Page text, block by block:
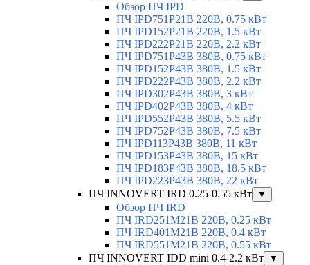
Обзор ПЧ IPD
ПЧ IPD751P21B 220В, 0.75 кВт
ПЧ IPD152P21B 220В, 1.5 кВт
ПЧ IPD222P21B 220В, 2.2 кВт
ПЧ IPD751P43B 380В, 0.75 кВт
ПЧ IPD152P43B 380В, 1.5 кВт
ПЧ IPD222P43B 380В, 2.2 кВт
ПЧ IPD302P43B 380В, 3 кВт
ПЧ IPD402P43B 380В, 4 кВт
ПЧ IPD552P43B 380В, 5.5 кВт
ПЧ IPD752P43B 380В, 7.5 кВт
ПЧ IPD113P43B 380В, 11 кВт
ПЧ IPD153P43B 380В, 15 кВт
ПЧ IPD183P43B 380В, 18.5 кВт
ПЧ IPD223P43B 380В, 22 кВт
ПЧ INNOVERT IRD 0.25-0.55 кВт
▼
Обзор ПЧ IRD
ПЧ IRD251M21B 220В, 0.25 кВт
ПЧ IRD401M21B 220В, 0.4 кВт
ПЧ IRD551M21B 220В, 0.55 кВт
ПЧ INNOVERT IDD mini 0.4-2.2 кВт
▼